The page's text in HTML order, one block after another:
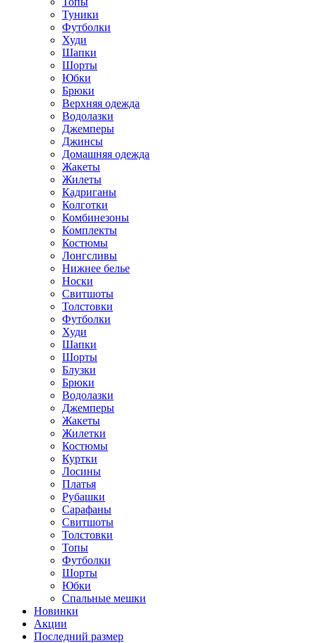
Туники
Футболки
Худи
Шапки
Шорты
Юбки
Брюки
Верхняя одежда
Водолазки
Джемперы
Джинсы
Домашняя одежда
Жакеты
Жилеты
Кадриганы
Колготки
Комбинезоны
Комплекты
Костюмы
Лонгсливы
Нижнее белье
Носки
Свитшоты
Толстовки
Футболки
Худи
Шапки
Шорты
Блузки
Брюки
Водолазки
Джемперы
Жакеты
Жилетки
Костюмы
Куртки
Лосины
Платья
Рубашки
Сарафаны
Свитшоты
Толстовки
Топы
Футболки
Шорты
Юбки
Спальные мешки
Новинки
Акции
Последний размер